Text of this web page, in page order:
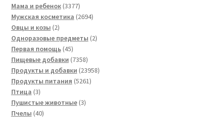
товаров
Мама и ребенок 33773377
товаров
Мужская косметика 26942694
Овцы и козы 22
товара
Одноразовые предметы 22
Первая помощь 4545
товаров
Пищевые добавки 73587358
товаров
Продукты и добавки 2395823958
Продукты питания 52615261
Птица 33
товара
Пушистые животные 33
Пчелы 4040